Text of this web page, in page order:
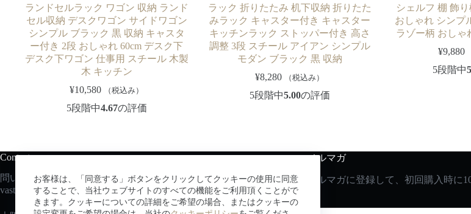
お客様は、「同意する」ボタンをクリックしてクッキーの使用に同意
することで、当社ウェブサイトのすべての機能をご利用頂くことがで
きます。クッキーについての詳細をご希望の場合、またはクッキーの
ランドセルラック ワゴン 収納 ランド
セル収納 デスクワゴン サイドワゴン
シンプル ブラック 黒 収納 キャスタ
ー付き 2段 おしゃれ 60cm デスク下
デスク下ワゴン 仕事用 スチール 木製
木 キッチン
¥10,580 （税込み）
5段階中4.67の評価
ラック 折りたたみ 机下収納 折りたた
みラック キャスター付き キャスター
キッチンラック ストッパー付き 高さ
調整 3段 スチール アイアン シンプル
モダン ブラック 黒 収納
¥8,280 （税込み）
5段階中5.00の評価
シェルフ 棚 飾
おしゃれ シンプ
ラゾー柄 おしゃ
¥9,880
5段階中
Contact us
問い合わせはこちらから：
vastec
@vastsky.co.jp
メルマガ
メルマガに登録して、初回購入時に